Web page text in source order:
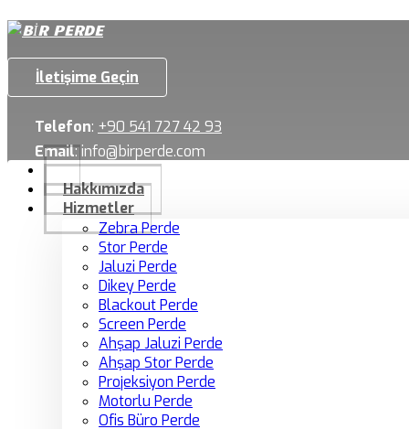
İletişime Geçin
Telefon: +90 541 727 42 93
Email:info@birperde.com
Hakkımızda
Hizmetler
Zebra Perde
Stor Perde
Jaluzi Perde
Dikey Perde
Blackout Perde
Screen Perde
Ahşap Jaluzi Perde
Ahşap Stor Perde
Projeksiyon Perde
Motorlu Perde
Ofis Büro Perde